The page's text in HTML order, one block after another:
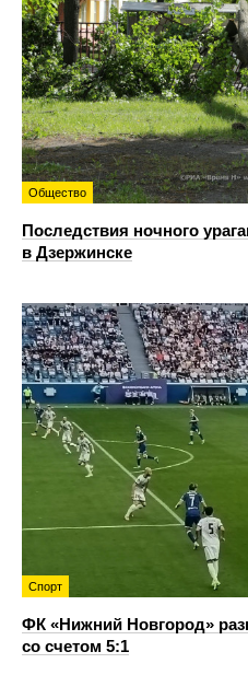
Общество
Последствия ночного
в Дзержинске
Спорт
ФК «Нижний Новгород»
со счетом 5:1